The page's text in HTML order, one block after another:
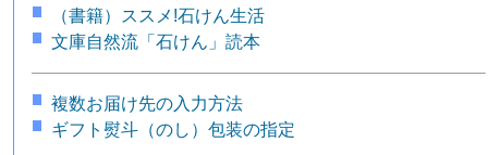
（書籍）ススメ!石けん生活
文庫自然流「石けん」読本
複数お届け先の入力方法
ギフト熨斗（のし）包装の指定